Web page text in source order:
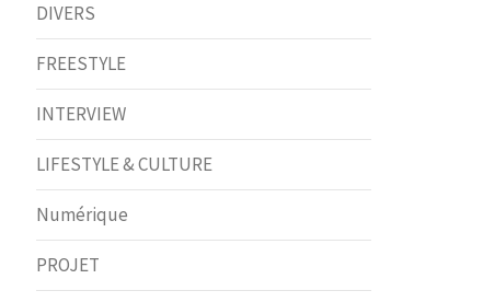
DIVERS
FREESTYLE
INTERVIEW
LIFESTYLE & CULTURE
Numérique
PROJET